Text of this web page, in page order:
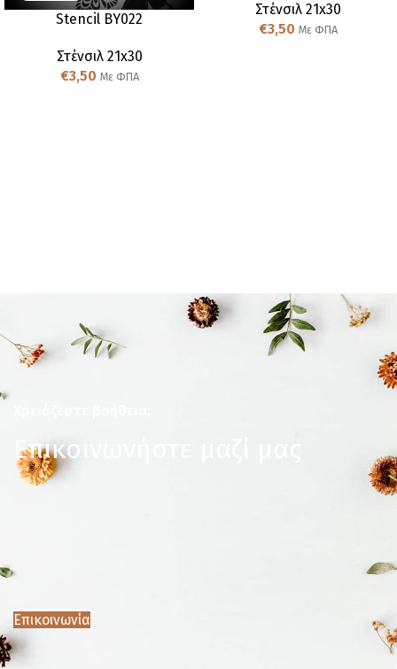
Stencil BY022
Στένσιλ 21x30
€3,50 Με ΦΠΑ
Στένσιλ 21x30
€3,50 Με ΦΠΑ
Επικοινωνήστε μαζί μας
Επικοινωνία